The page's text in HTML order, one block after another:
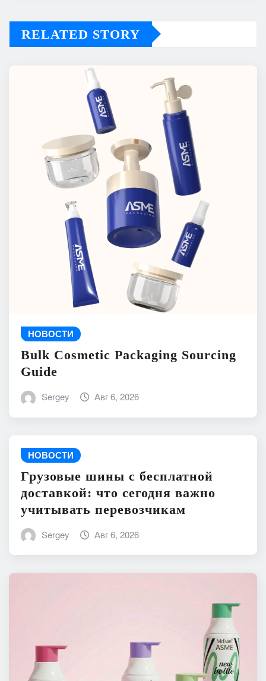
RELATED STORY
НОВОСТИ
Bulk Cosmetic Packaging Sourcing
Guide
Sergey Авг 6, 2026
НОВОСТИ
Грузовые шины с бесплатной
доставкой: что сегодня важно
учитывать перевозчикам
Sergey Авг 6, 2026